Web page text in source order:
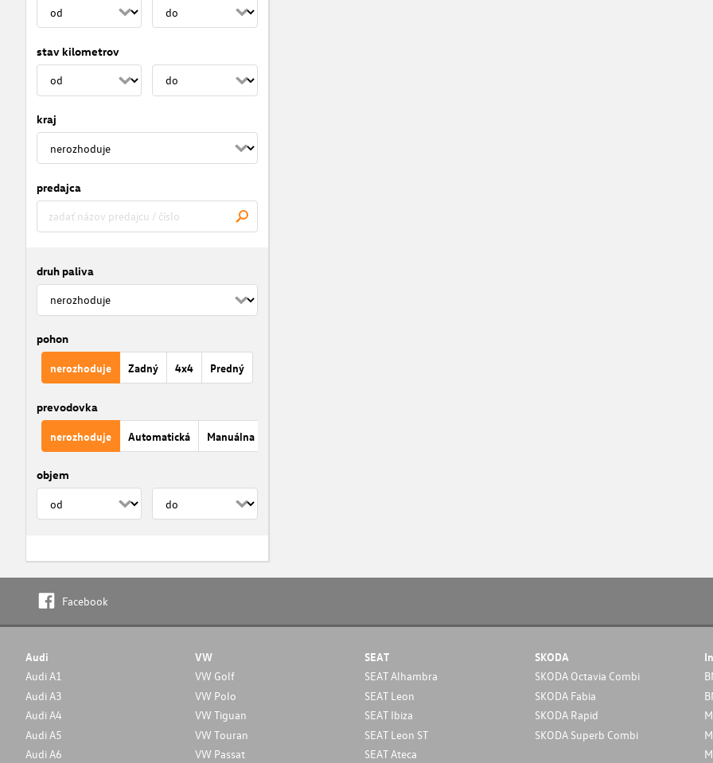
stav kilometrov
kraj
predajca
druh paliva
pohon
nerozhoduje Zadný 4x4 Predný
prevodovka
nerozhoduje Automatická Manuálna
objem
Facebook
Audi
Audi A1
Audi A3
Audi A4
Audi A5
Audi A6
VW
VW Golf
VW Polo
VW Tiguan
VW Touran
VW Passat
SEAT
SEAT Alhambra
SEAT Leon
SEAT Ibiza
SEAT Leon ST
SEAT Ateca
SKODA
SKODA Octavia Combi
SKODA Fabia
SKODA Rapid
SKODA Superb Combi